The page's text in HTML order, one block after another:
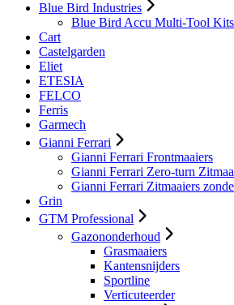
Blue Bird Industries
Blue Bird Accu Multi-Tool Kits
Cart
Castelgarden
Eliet
ETESIA
FELCO
Ferris
Garmech
Gianni Ferrari
Gianni Ferrari Frontmaaiers
Gianni Ferrari Zero-turn
Gianni Ferrari Zitmaaiers
Grin
GTM Professional
Gazononderhoud
Grasmaaiers
Kantensnijders
Sportline
Verticuteerder